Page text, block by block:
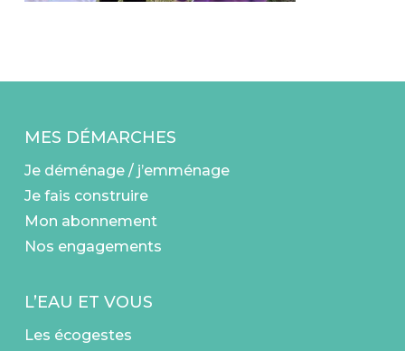
MES DÉMARCHES
Je déménage / j’emménage
Je fais construire
Mon abonnement
Nos engagements
L’EAU ET VOUS
Les écogestes